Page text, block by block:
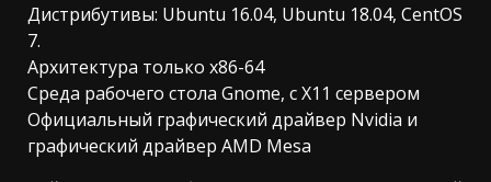
Дистрибутивы: Ubuntu 16.04, Ubuntu 18.04, CentOS
7.
Архитектура только x86-64
Среда рабочего стола Gnome, с X11 сервером
Официальный графический драйвер Nvidia и
графический драйвер AMD Mesa